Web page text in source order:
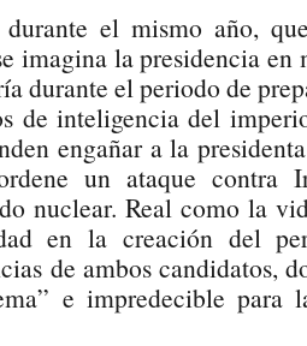
el mismo año,
imagina la presidencia
durante el periodo de
de inteligencia del
engañar a la
un ataque contra
nuclear. Real como la
en la creación del
de ambos candidatos,
e impredecible para